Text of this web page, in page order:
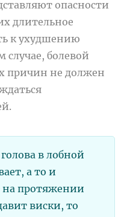
опасности
длительное
к ухудшению
болевой
причин не должен
в лобной
а то и
на протяжении
виски, то